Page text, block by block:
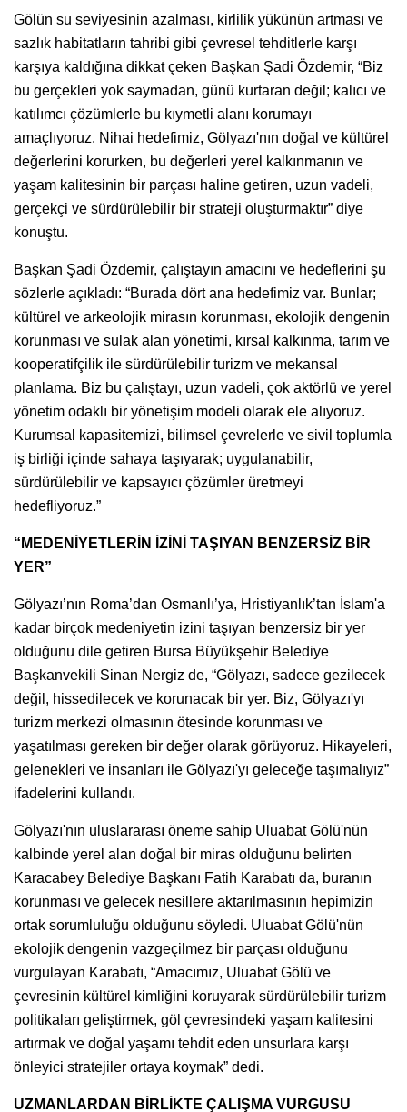
Gölün su seviyesinin azalması, kirlilik yükünün artması ve
sazlık habitatların tahribi gibi çevresel tehditlerle karşı
karşıya kaldığına dikkat çeken Başkan Şadi Özdemir, “Biz
bu gerçekleri yok saymadan, günü kurtaran değil; kalıcı ve
katılımcı çözümlerle bu kıymetli alanı korumayı
amaçlıyoruz. Nihai hedefimiz, Gölyazı'nın doğal ve kültürel
değerlerini korurken, bu değerleri yerel kalkınmanın ve
yaşam kalitesinin bir parçası haline getiren, uzun vadeli,
gerçekçi ve sürdürülebilir bir strateji oluşturmaktır” diye
konuştu.
Başkan Şadi Özdemir, çalıştayın amacını ve hedeflerini şu
sözlerle açıkladı: “Burada dört ana hedefimiz var. Bunlar;
kültürel ve arkeolojik mirasın korunması, ekolojik dengenin
korunması ve sulak alan yönetimi, kırsal kalkınma, tarım ve
kooperatifçilik ile sürdürülebilir turizm ve mekansal
planlama. Biz bu çalıştayı, uzun vadeli, çok aktörlü ve yerel
yönetim odaklı bir yönetişim modeli olarak ele alıyoruz.
Kurumsal kapasitemizi, bilimsel çevrelerle ve sivil toplumla
iş birliği içinde sahaya taşıyarak; uygulanabilir,
sürdürülebilir ve kapsayıcı çözümler üretmeyi
hedefliyoruz.”
“MEDENİYETLERİN İZİNİ TAŞIYAN BENZERSİZ BİR
YER”
Gölyazı’nın Roma’dan Osmanlı’ya, Hristiyanlık’tan İslam'a
kadar birçok medeniyetin izini taşıyan benzersiz bir yer
olduğunu dile getiren Bursa Büyükşehir Belediye
Başkanvekili Sinan Nergiz de, “Gölyazı, sadece gezilecek
değil, hissedilecek ve korunacak bir yer. Biz, Gölyazı'yı
turizm merkezi olmasının ötesinde korunması ve
yaşatılması gereken bir değer olarak görüyoruz. Hikayeleri,
gelenekleri ve insanları ile Gölyazı'yı geleceğe taşımalıyız”
ifadelerini kullandı.
Gölyazı'nın uluslararası öneme sahip Uluabat Gölü'nün
kalbinde yerel alan doğal bir miras olduğunu belirten
Karacabey Belediye Başkanı Fatih Karabatı da, buranın
korunması ve gelecek nesillere aktarılmasının hepimizin
ortak sorumluluğu olduğunu söyledi. Uluabat Gölü'nün
ekolojik dengenin vazgeçilmez bir parçası olduğunu
vurgulayan Karabatı, “Amacımız, Uluabat Gölü ve
çevresinin kültürel kimliğini koruyarak sürdürülebilir turizm
politikaları geliştirmek, göl çevresindeki yaşam kalitesini
artırmak ve doğal yaşamı tehdit eden unsurlara karşı
önleyici stratejiler ortaya koymak” dedi.
UZMANLARDAN BİRLİKTE ÇALIŞMA VURGUSU